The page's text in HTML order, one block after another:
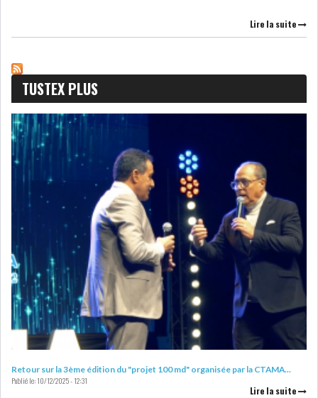
SICAV
GRAPHIQUE TUNINDEX
GRAPHIQUE DU TUNINDEX
RSS ANALYSES QUOTIDIENNES
RSS ANALYSES HEBDOMADAIRES
RSS ZOOMS
SECTEURS
Lire la suite
TUSTEX PLUS
Retour sur la 3ème édition du "projet 100 md" organisée par la CTAMA...
Publié le:10/12/2025 - 12:31
Lire la suite